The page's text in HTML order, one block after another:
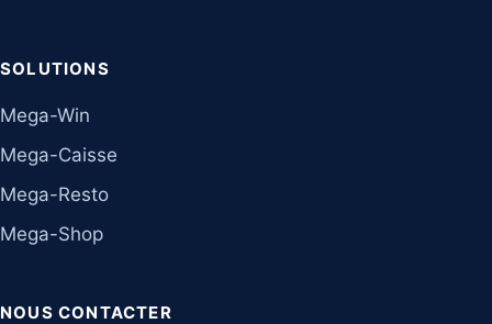
SOLUTIONS
Mega-Win
Mega-Caisse
Mega-Resto
Mega-Shop
NOUS CONTACTER